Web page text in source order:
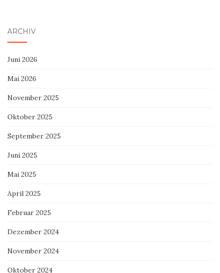
ARCHIV
Juni 2026
Mai 2026
November 2025
Oktober 2025
September 2025
Juni 2025
Mai 2025
April 2025
Februar 2025
Dezember 2024
November 2024
Oktober 2024